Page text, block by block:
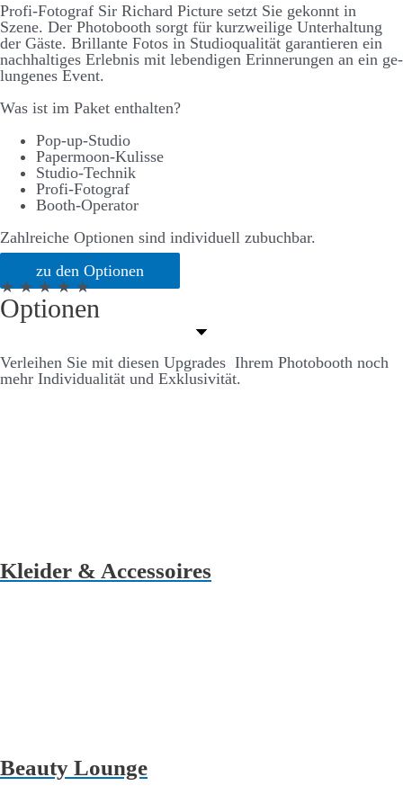
Profi-Fotograf Sir Richard Picture setzt Sie ge­konnt in
Szene. Der Photo­­booth sorgt für kurz­­weilige Unter­halt­ung
der Gäste. Brillante Fotos in Studio­­qualität garantieren ein
nach­­halt­iges Erlebnis mit lebend­igen Er­­inner­ungen an ein ge­­
lungenes Event.
Was ist im Paket enthalten?
Pop-up-Studio
Papermoon-Kulisse
Studio-Technik
Profi-Fotograf
Booth-Operator
Zahlreiche Optionen sind individuell zubuchbar.
zu den Optionen
★ ★ ★ ★ ★
Optionen
Ver­leihen Sie mit diesen Up­grades Ihrem Photo­­booth noch
mehr Individualität und Ex­klusivität.
Kleider & Accessoires
Beauty Lounge